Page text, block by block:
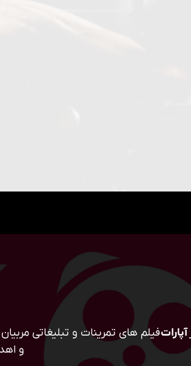
آپاراتفیلم های تمرینات و تبلیغاتی
و